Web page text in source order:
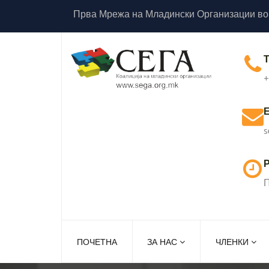
Прва Мрежа на Младински Организации
ПОЧЕТНА ЗА НАС ЧЛЕНКИ